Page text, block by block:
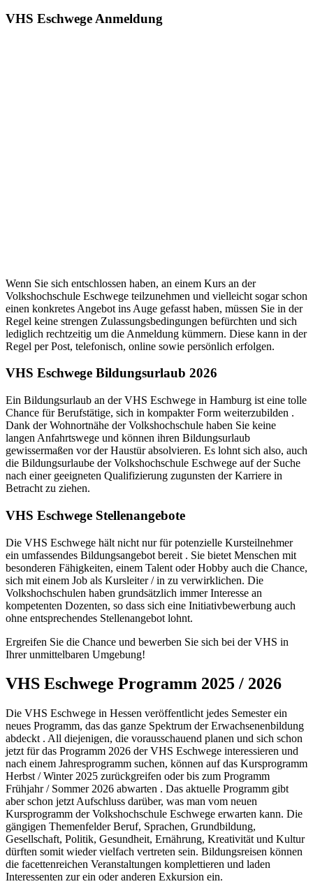
VHS Eschwege Anmeldung
Wenn Sie sich entschlossen haben, an einem Kurs an der
Volkshochschule Eschwege teilzunehmen und vielleicht sogar schon
einen konkretes Angebot ins Auge gefasst haben, müssen Sie in der
Regel keine strengen Zulassungsbedingungen befürchten und sich
lediglich rechtzeitig um die Anmeldung kümmern. Diese kann in der
Regel per Post, telefonisch, online sowie persönlich erfolgen.
VHS Eschwege Bildungsurlaub 2026
Ein Bildungsurlaub an der VHS Eschwege in Hamburg ist eine tolle
Chance für Berufstätige, sich in kompakter Form weiterzubilden .
Dank der Wohnortnähe der Volkshochschule haben Sie keine
langen Anfahrtswege und können ihren Bildungsurlaub
gewissermaßen vor der Haustür absolvieren. Es lohnt sich also, auch
die Bildungsurlaube der Volkshochschule Eschwege auf der Suche
nach einer geeigneten Qualifizierung zugunsten der Karriere in
Betracht zu ziehen.
VHS Eschwege Stellenangebote
Die VHS Eschwege hält nicht nur für potenzielle Kursteilnehmer
ein umfassendes Bildungsangebot bereit . Sie bietet Menschen mit
besonderen Fähigkeiten, einem Talent oder Hobby auch die Chance,
sich mit einem Job als Kursleiter / in zu verwirklichen. Die
Volkshochschulen haben grundsätzlich immer Interesse an
kompetenten Dozenten, so dass sich eine Initiativbewerbung auch
ohne entsprechendes Stellenangebot lohnt.
Ergreifen Sie die Chance und bewerben Sie sich bei der VHS in
Ihrer unmittelbaren Umgebung!
VHS Eschwege Programm 2025 / 2026
Die VHS Eschwege in Hessen veröffentlicht jedes Semester ein
neues Programm, das das ganze Spektrum der Erwachsenenbildung
abdeckt . All diejenigen, die vorausschauend planen und sich schon
jetzt für das Programm 2026 der VHS Eschwege interessieren und
nach einem Jahresprogramm suchen, können auf das Kursprogramm
Herbst / Winter 2025 zurückgreifen oder bis zum Programm
Frühjahr / Sommer 2026 abwarten . Das aktuelle Programm gibt
aber schon jetzt Aufschluss darüber, was man vom neuen
Kursprogramm der Volkshochschule Eschwege erwarten kann. Die
gängigen Themenfelder Beruf, Sprachen, Grundbildung,
Gesellschaft, Politik, Gesundheit, Ernährung, Kreativität und Kultur
dürften somit wieder vielfach vertreten sein. Bildungsreisen können
die facettenreichen Veranstaltungen komplettieren und laden
Interessenten zur ein oder anderen Exkursion ein.